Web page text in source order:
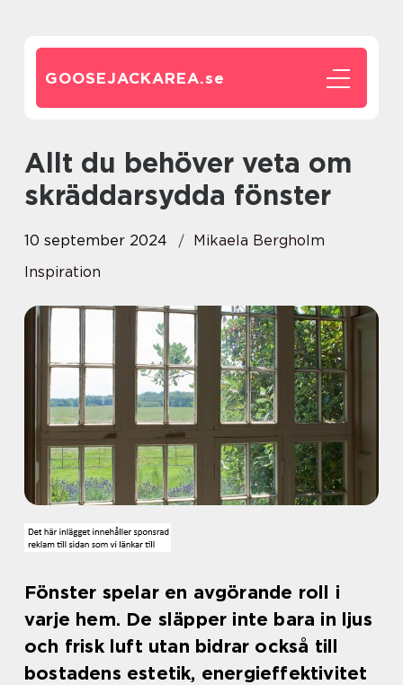
GOOSEJACKAREA.se
Allt du behöver veta om
skräddarsydda fönster
10 september 2024
Mikaela Bergholm
Inspiration
Fönster spelar en avgörande roll i
varje hem. De släpper inte bara in ljus
och frisk luft utan bidrar också till
bostadens estetik, energieffektivitet